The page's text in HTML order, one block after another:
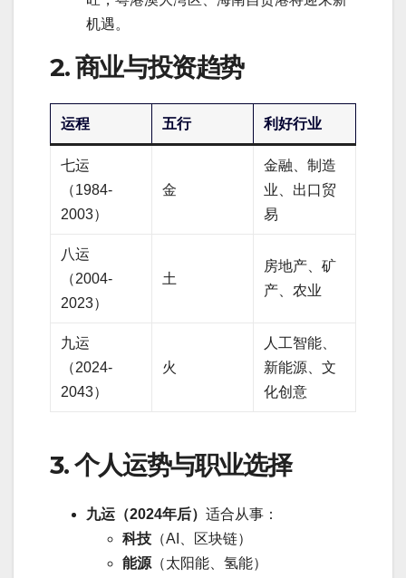
机遇。
2. 商业与投资趋势
运程 五行 利好行业
七运
（1984-
2003）
金
金融、制造
业、出口贸
易
八运
（2004-
2023）
土
房地产、矿
产、农业
九运
（2024-
2043）
火
人工智能、
新能源、文
化创意
3. 个人运势与职业选择
九运（2024年后） 适合从事：
科技 （AI、区块链）
能源 （太阳能、氢能）